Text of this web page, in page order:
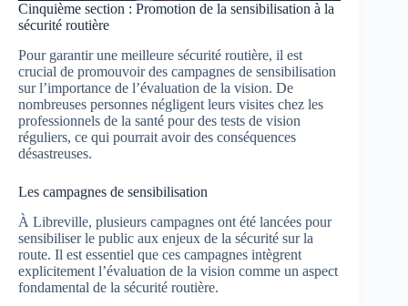
Cinquième section : Promotion de la sensibilisation à la
sécurité routière
Pour garantir une meilleure sécurité routière, il est
crucial de promouvoir des campagnes de sensibilisation
sur l’importance de l’évaluation de la vision. De
nombreuses personnes négligent leurs visites chez les
professionnels de la santé pour des tests de vision
réguliers, ce qui pourrait avoir des conséquences
désastreuses.
Les campagnes de sensibilisation
À Libreville, plusieurs campagnes ont été lancées pour
sensibiliser le public aux enjeux de la sécurité sur la
route. Il est essentiel que ces campagnes intègrent
explicitement l’évaluation de la vision comme un aspect
fondamental de la sécurité routière.